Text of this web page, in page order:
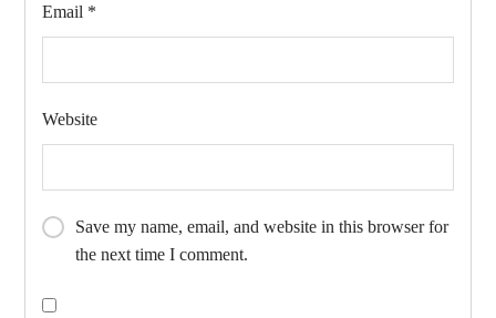
Email *
Website
Save my name, email, and website in this browser for
the next time I comment.